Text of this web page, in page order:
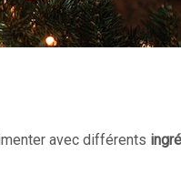
avec différents